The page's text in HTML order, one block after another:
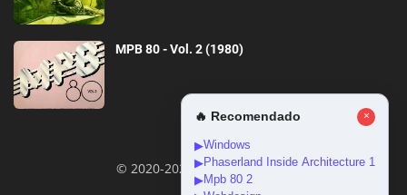
MPB 80 - Vol. 2 (1980)
© 2020-2026 DownloadGeral
🔥 Recomendado ×
▶Windows
▶Phaserland Inside Architecture 1
▶Mpb 80 2